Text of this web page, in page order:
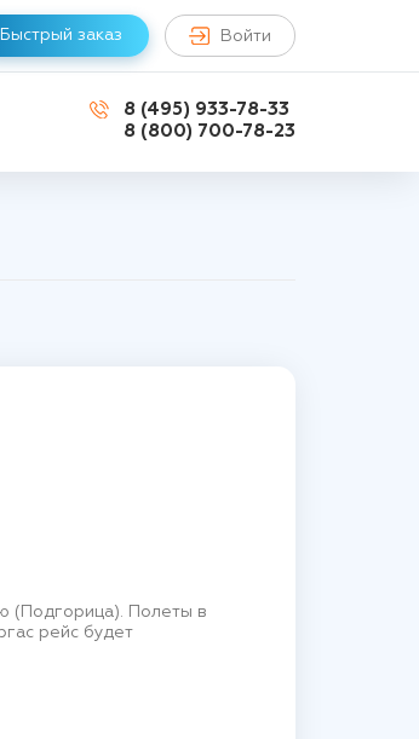
Быстрый заказ Войти
8 (495) 933-78-33
8 (800) 700-78-23
(Подгорица). Полеты в
рейс будет